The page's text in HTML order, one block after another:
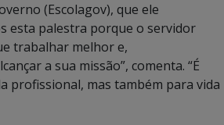
(Escolagov), que ele
esta palestra porque o servidor
trabalhar melhor e,
a sua missão”, comenta. “É
profissional, mas também para vida